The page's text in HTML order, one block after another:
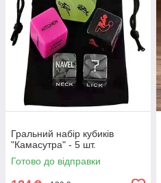
Гральний набір кубиків
"Камасутра" - 5 шт.
Готово до відправки